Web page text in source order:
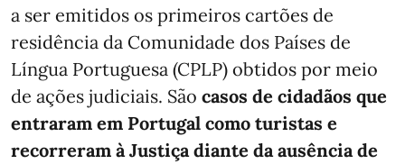
a ser emitidos os primeiros cartões de
residência da Comunidade dos Países de
Língua Portuguesa (CPLP) obtidos por meio
de ações judiciais. São casos de cidadãos que
entraram em Portugal como turistas e
recorreram à Justiça diante da ausência de